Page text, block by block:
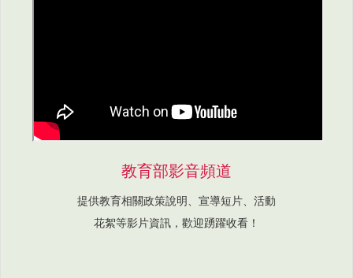
教育部影音頻道
提供教育相關政策說明、宣導短片、活動
花絮等影片資訊，歡迎踴躍收看！